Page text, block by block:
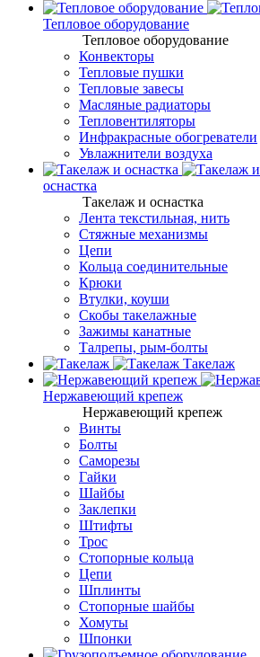
Тепловое оборудование
Тепловое оборудование
Конвекторы
Тепловые пушки
Тепловые завесы
Масляные радиаторы
Тепловентиляторы
Инфракрасные обогреватели
Увлажнители воздуха
оснастка
Такелаж и оснастка
Лента текстильная, нить
Стяжные механизмы
Цепи
Кольца соединительные
Крюки
Втулки, коуши
Скобы такелажные
Зажимы канатные
Талрепы, рым-болты
Такелаж
Нержавеющий крепеж
Нержавеющий крепеж
Винты
Болты
Саморезы
Гайки
Шайбы
Заклепки
Штифты
Трос
Стопорные кольца
Цепи
Шплинты
Стопорные шайбы
Хомуты
Шпонки